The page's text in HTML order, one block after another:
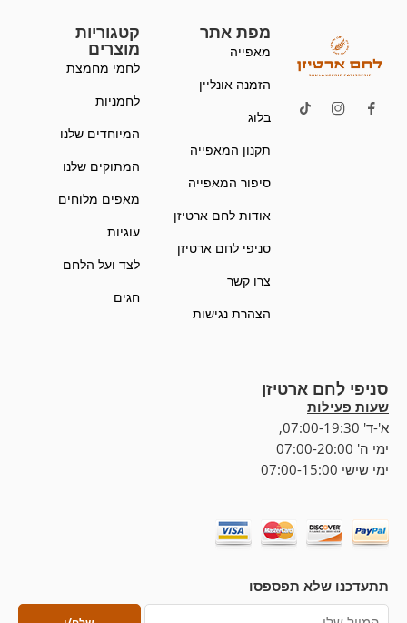
מפת אתר
מאפייה
הזמנה אונליין
בלוג
תקנון המאפייה
סיפור המאפייה
אודות לחם ארטיזן
סניפי לחם ארטיזן
צרו קשר
הצהרת נגישות
קטגוריות
מוצרים
לחמי מחמצת
לחמניות
המיוחדים שלנו
המתוקים שלנו
מאפים מלוחים
עוגיות
לצד ועל הלחם
חגים
סניפי לחם ארטיזן
שעות פעילות
א'-ד' 07:00-19:30,
ימי ה' 07:00-20:00
ימי שישי 07:00-15:00
תתעדכנו שלא תפספסו